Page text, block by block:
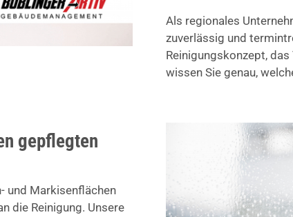
Als regionales
zuverlässig und
Reinigungskonzept,
wissen Sie genau,
gepflegten
und Markisenflächen
die Reinigung. Unsere